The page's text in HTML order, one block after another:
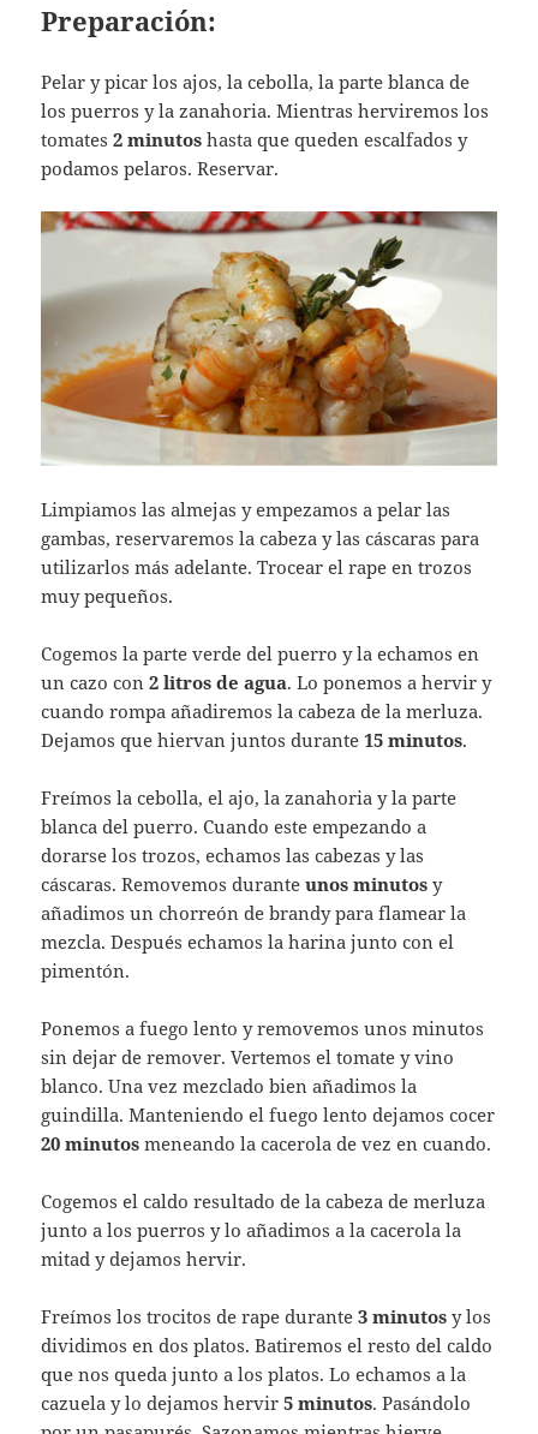
Preparación:
Pelar y picar los ajos, la cebolla, la parte blanca de
los puerros y la zanahoria. Mientras herviremos los
tomates2 minutos hasta que queden escalfados y
podamos pelaros. Reservar.
Limpiamos las almejas y empezamos a pelar las
gambas, reservaremos la cabeza y las cáscaras para
utilizarlos más adelante. Trocear el rape en trozos
muy pequeños.
Cogemos la parte verde del puerro y la echamos en
un cazo con 2 litros de agua. Lo ponemos a hervir y
cuando rompa añadiremos la cabeza de la merluza.
Dejamos que hiervan juntos durante 15 minutos.
Freímos la cebolla, el ajo, la zanahoria y la parte
blanca del puerro. Cuando este empezando a
dorarse los trozos, echamos las cabezas y las
cáscaras. Removemos duranteunos minutos y
añadimos un chorreón de brandy para flamear la
mezcla. Después echamos la harina junto con el
pimentón.
Ponemos a fuego lento y removemos unos minutos
sin dejar de remover. Vertemos el tomate y vino
blanco. Una vez mezclado bien añadimos la
guindilla. Manteniendo el fuego lento dejamos cocer
20 minutosmeneando la cacerola de vez en cuando.
Cogemos el caldo resultado de la cabeza de merluza
junto a los puerros y lo añadimos a la cacerola la
mitad y dejamos hervir.
Freímos los trocitos de rape durante 3 minutos y los
dividimos en dos platos. Batiremos el resto del caldo
que nos queda junto a los platos. Lo echamos a la
cazuela y lo dejamos hervir 5 minutos. Pasándolo